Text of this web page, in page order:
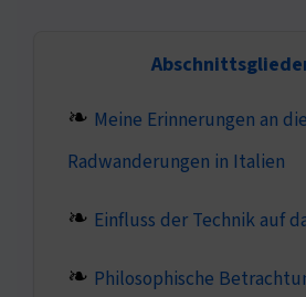
Meine Erinnerungen an die
Radwanderungen in Italien
Einfluss der Technik auf
Philosophische